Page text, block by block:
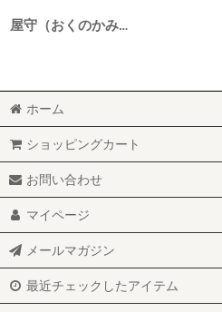
屋守（おくのかみ） 純米吟醸無調整生 雄町 7BY 1800ml
ホーム
ショッピングカート
お問い合わせ
マイページ
メールマガジン
最近チェックしたアイテム